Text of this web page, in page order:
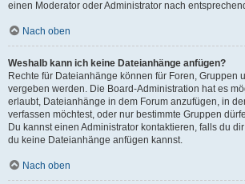
einen Moderator oder Administrator nach
Nach oben
Weshalb kann ich keine Dateianhänge anfügen?
Rechte für Dateianhänge können für Foren, Gruppen
vergeben werden. Die Board-Administration hat es
erlaubt, Dateianhänge in dem Forum anzufügen, in
verfassen möchtest, oder nur bestimmte Gruppen
Du kannst einen Administrator kontaktieren, falls du
du keine Dateianhänge anfügen kannst.
Nach oben